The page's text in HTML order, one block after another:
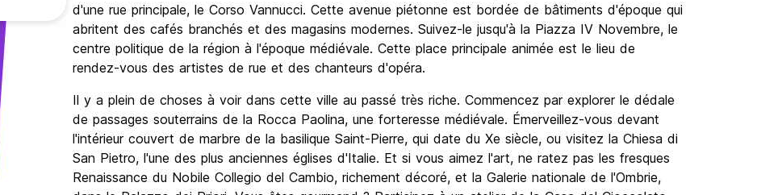
d'une rue principale, le Corso Vannucci. Cette avenue piétonne est bordée de bâtiments d'époque qui
abritent des cafés branchés et des magasins modernes. Suivez-le jusqu'à la Piazza IV Novembre, le
centre politique de la région à l'époque médiévale. Cette place principale animée est le lieu de
rendez-vous des artistes de rue et des chanteurs d'opéra.
Il y a plein de choses à voir dans cette ville au passé très riche. Commencez par explorer le dédale
de passages souterrains de la Rocca Paolina, une forteresse médiévale. Émerveillez-vous devant
l'intérieur couvert de marbre de la basilique Saint-Pierre, qui date du Xe siècle, ou visitez la Chiesa di
San Pietro, l'une des plus anciennes églises d'Italie. Et si vous aimez l'art, ne ratez pas les fresques
Renaissance du Nobile Collegio del Cambio, richement décoré, et la Galerie nationale de l'Ombrie,